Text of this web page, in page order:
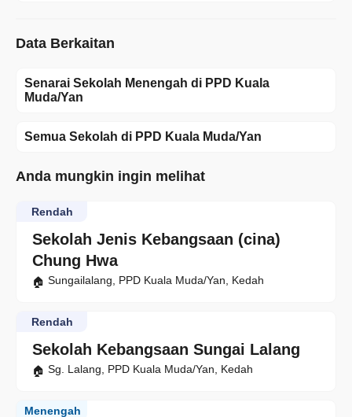
Data Berkaitan
Senarai Sekolah Menengah di PPD Kuala
Muda/Yan
Semua Sekolah di PPD Kuala Muda/Yan
Anda mungkin ingin melihat
Sekolah Jenis Kebangsaan (cina)
Chung Hwa
Rendah
Sungailalang, PPD Kuala Muda/Yan, Kedah
Sekolah Kebangsaan Sungai Lalang
Rendah
Sg. Lalang, PPD Kuala Muda/Yan, Kedah
Menengah